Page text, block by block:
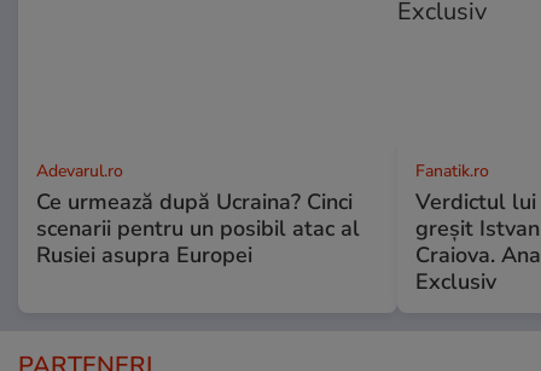
Adevarul.ro
Ce urmează după Ucraina? Cinci
scenarii pentru un posibil atac al
Rusiei asupra Europei
Fanatik.ro
Verdictul lui
greșit
Craiova.
Exclusiv